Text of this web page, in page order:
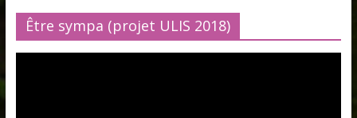
Être sympa (projet ULIS 2018)